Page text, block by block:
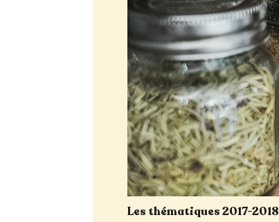
Les thématiques 2017-2018